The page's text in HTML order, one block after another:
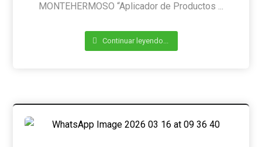
MONTEHERMOSO “Aplicador de Productos ...
Continuar leyendo...